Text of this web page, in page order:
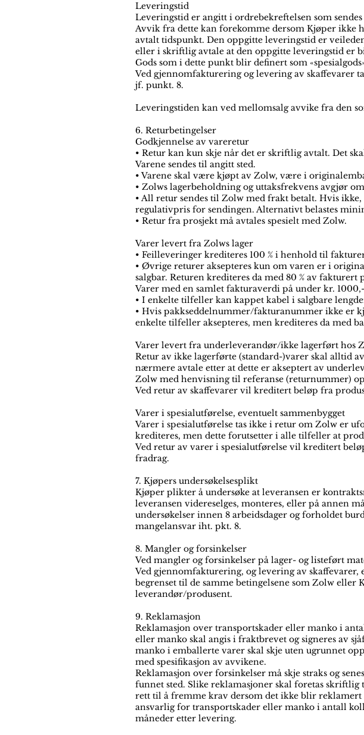
Leveringstid
Leveringstid er angitt i ordrebekreftelsen som
Avvik fra dette kan forekomme dersom Kjøper ikke
avtalt tidspunkt. Den oppgitte leveringstid er
eller i skriftlig avtale at den oppgitte leveringstid er
Gods som i dette punkt blir definert som
Ved gjennomfakturering og levering av skaffevarer
jf. punkt. 8.
Leveringstiden kan ved mellomsalg avvike fra den
6. Returbetingelser
Godkjennelse av vareretur
• Retur kan kun skje når det er skriftlig avtalt. Det
Varene sendes til angitt sted.
• Varene skal være kjøpt av Zolw, være i
• Zolws lagerbeholdning og uttaksfrekvens avgjør
• All retur sendes til Zolw med frakt betalt. Hvis
regulativpris for sendingen. Alternativt belastes
• Retur fra prosjekt må avtales spesielt med Zolw.
Varer levert fra Zolws lager
• Feilleveringer krediteres 100 % i henhold til
• Øvrige returer aksepteres kun om varen er i
salgbar. Returen krediteres da med 80 % av
Varer med en samlet fakturaverdi på under kr.
• I enkelte tilfeller kan kappet kabel i salgbare
• Hvis pakkseddelnummer/fakturanummer ikke er
enkelte tilfeller aksepteres, men krediteres da med
Varer levert fra underleverandør/ikke lagerført hos
Retur av ikke lagerførte (standard-)varer skal alltid
nærmere avtale etter at dette er akseptert av
Zolw med henvisning til referanse (returnummer)
Ved retur av skaffevarer vil kreditert beløp fra
Varer i spesialutførelse, eventuelt sammenbygget
Varer i spesialutførelse tas ikke i retur om Zolw er
krediteres, men dette forutsetter i alle tilfeller at
Ved retur av varer i spesialutførelse vil kreditert
fradrag.
7. Kjøpers undersøkelsesplikt
Kjøper plikter å undersøke at leveransen er
leveransen videreselges, monteres, eller på annen
undersøkelser innen 8 arbeidsdager og forholdet
mangelansvar iht. pkt. 8.
8. Mangler og forsinkelser
Ved mangler og forsinkelser på lager- og listeført
Ved gjennomfakturering, og levering av
begrenset til de samme betingelsene som Zolw
leverandør/produsent.
9. Reklamasjon
Reklamasjon over transportskader eller manko i
eller manko skal angis i fraktbrevet og signeres av
manko i emballerte varer skal skje uten ugrunnet
med spesifikasjon av avvikene.
Reklamasjon over forsinkelser må skje straks og
funnet sted. Slike reklamasjoner skal foretas
rett til å fremme krav dersom det ikke blir
ansvarlig for transportskader eller manko i antall
måneder etter levering.